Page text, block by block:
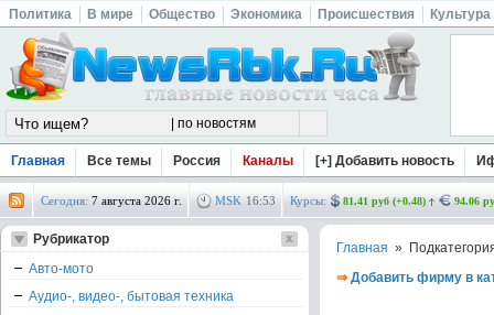
Политика В мире Общество Экономика Происшествия Культура
Главная Все темы Россия Каналы [+] Добавить новость
Сегодня: 7 августа 2026 г. MSK 16:53 Курсы: 81.41 руб (+0.48) 94.06
Главная »
⇒ Добавить фирму в
Рубрикатор
Авто-мото
Аудио-, видео-, бытовая техника